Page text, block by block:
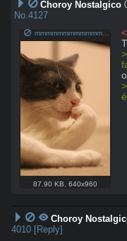
Choroy Nostalgico
No.4127
mmmmmmmmmmmmmmmmmmm.jpg
87.90 KB,640x960
Choroy
4010 [Reply]